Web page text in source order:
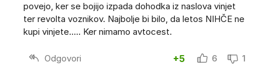
povejo, ker se bojijo izpada dohodka iz naslova vinjet
ter revolta voznikov. Najbolje bi bilo, da letos NIHČE ne
kupi vinjete..... Ker nimamo avtocest.
Odgovori +5 6 1